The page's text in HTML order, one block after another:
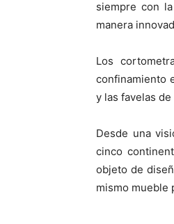
siempre con
manera
Los
confinamiento
y las favelas
Desde una
cinco
objeto de
mismo mueble